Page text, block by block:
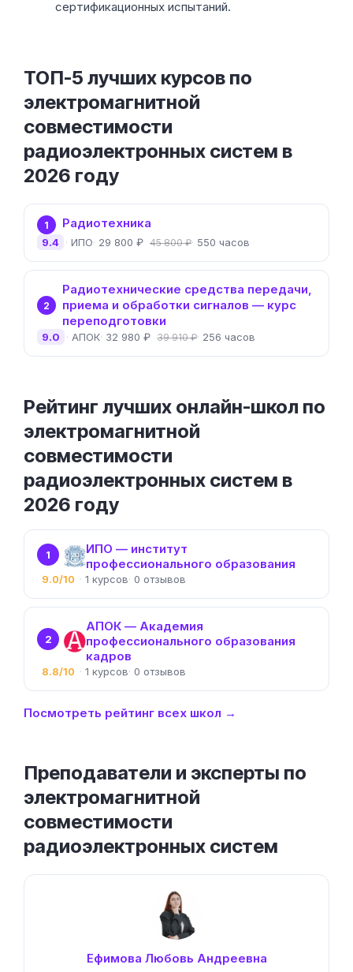
сертификационных испытаний.
ТОП-5 лучших курсов по
электромагнитной
совместимости
радиоэлектронных систем в
2026 году
1 Радиотехника
ИПО 29 800 ₽ 45 800 ₽ 550 часов
9.4
2
Радиотехнические средства передачи,
приема и обработки сигналов — курс
переподготовки
АПОК 32 980 ₽ 39 910 ₽ 256 часов
9.0
Рейтинг лучших онлайн-школ по
электромагнитной
совместимости
радиоэлектронных систем в
2026 году
1
ИПО — институт
профессионального образования
9.0/10 1 0
2
АПОК — Академия
профессионального образования
кадров
8.8/10 1 0
Посмотреть рейтинг всех школ →
Преподаватели и эксперты по
электромагнитной
совместимости
радиоэлектронных систем
Ефимова Любовь Андреевна